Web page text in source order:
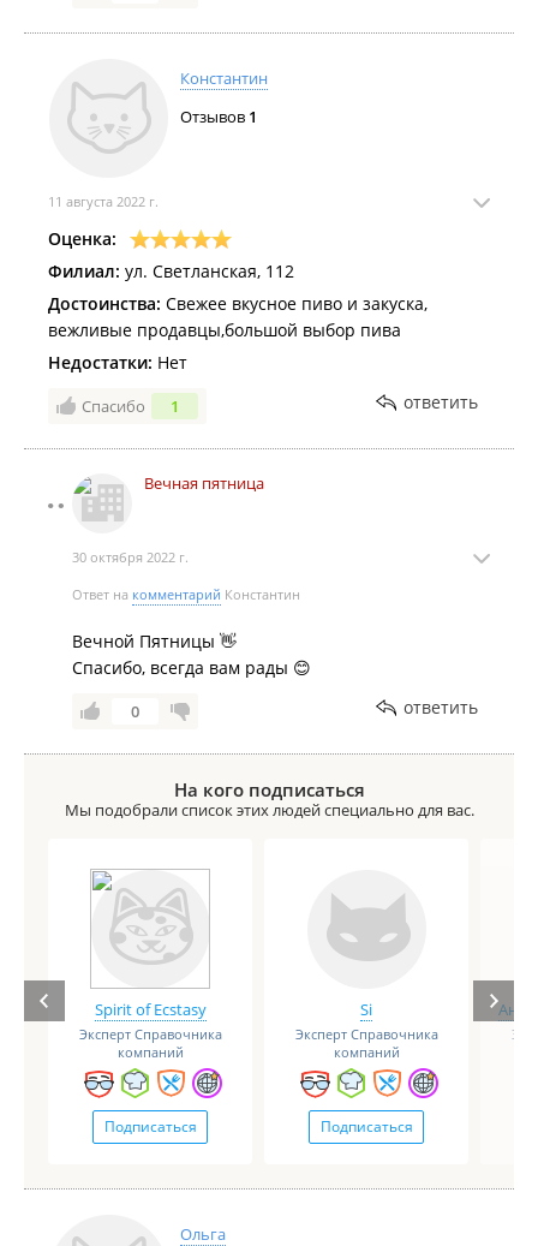
Константин
Отзывов 1
11 августа 2022 г.
Оценка:
Филиал: ул. Светланская, 112
Достоинства: Свежее вкусное пиво и закуска,
вежливые продавцы,большой выбор пива
Недостатки: Нет
Спасибо 1 ответить
Вечная пятница
30 октября 2022 г.
Ответ на комментарий Константин
Вечной Пятницы 👋
Спасибо, всегда вам рады 😊
0 ответить
На кого подписаться
Мы подобрали список этих людей специально для вас.
Spirit of Ecstasy
Эксперт Справочника
компаний
Подписаться
Si
Эксперт Справочника
компаний
Подписаться
Ольга